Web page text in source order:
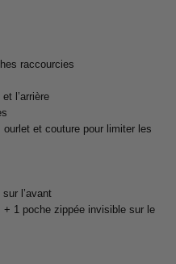
raccourcies
l’arrière
et couture pour limiter les
l’avant
1 poche zippée invisible sur le